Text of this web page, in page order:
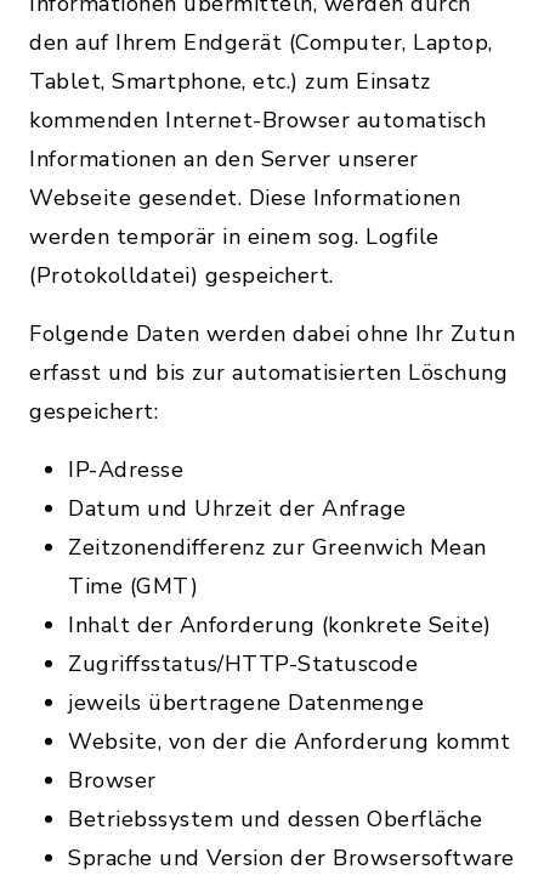
den auf Ihrem Endgerät (Computer, Laptop,
Tablet, Smartphone, etc.) zum Einsatz
kommenden Internet-Browser automatisch
Informationen an den Server unserer
Webseite gesendet. Diese Informationen
werden temporär in einem sog. Logfile
(Protokolldatei) gespeichert.
Folgende Daten werden dabei ohne Ihr Zutun
erfasst und bis zur automatisierten Löschung
gespeichert:
IP-Adresse
Datum und Uhrzeit der Anfrage
Zeitzonendifferenz zur Greenwich Mean
Time (GMT)
Inhalt der Anforderung (konkrete Seite)
Zugriffsstatus/HTTP-Statuscode
jeweils übertragene Datenmenge
Website, von der die Anforderung kommt
Browser
Betriebssystem und dessen Oberfläche
Sprache und Version der Browsersoftware